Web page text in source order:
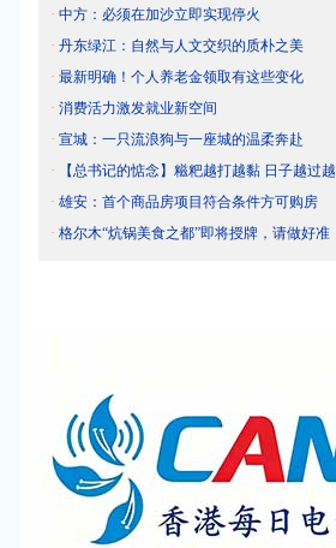
· 中方：必须在加沙立即实现停火
· 丹东绿江：自然与人文交织的质朴之美
· 最新明确！个人养老金领取有这些变化
· 消费活力激发就业新空间
· 宣城：一只流浪狗与一座城的温柔奔赴
·
【总书记的惦念】糍粑越打越黏 日子越过越
· 雄安：首个商品房项目符合条件方可购房
· 格尔木“炕锅美食之都”即将授牌，请做好准